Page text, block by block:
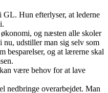
GL. Hun efterlyser, at lederne
og næsten alle skoler
udstiller man sig selv som
besparelser, og at lærerne skal
være behov for at lave
nedbringe overarbejdet. Man